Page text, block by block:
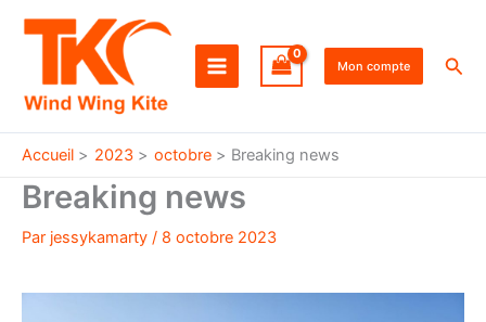
Mon compte
Accueil 2023 octobre Breaking news
Breaking news
Par jessykamarty / 8 octobre 2023